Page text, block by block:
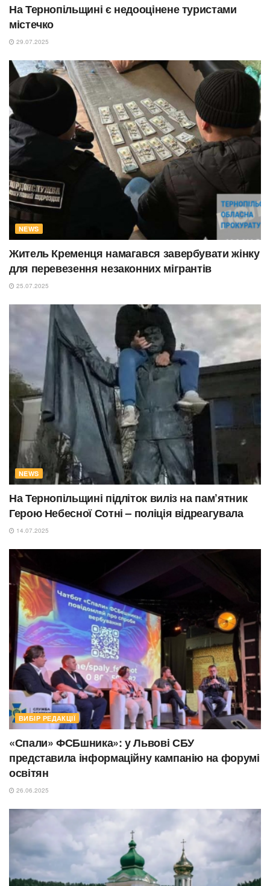
На Тернопільщині є недооцінене туристами
містечко
29.07.2025
NEWS
Житель Кременця намагався завербувати жінку
для перевезення незаконних мігрантів
25.07.2025
NEWS
На Тернопільщині підліток виліз на пам’ятник
Герою Небесної Сотні – поліція відреагувала
14.07.2025
ВИБІР РЕДАКЦІЇ
«Спали» ФСБшника»: у Львові СБУ
представила інформаційну кампанію на форумі
освітян
26.06.2025